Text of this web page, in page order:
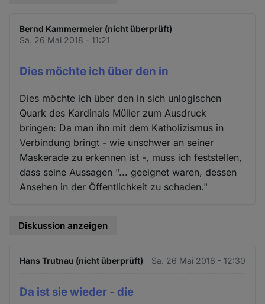
Bernd Kammermeier (nicht überprüft)
Sa. 26 Mai 2018 - 11:21
Dies möchte ich über den in
Dies möchte ich über den in sich unlogischen
Quark des Kardinals Müller zum Ausdruck
bringen: Da man ihn mit dem Katholizismus in
Verbindung bringt - wie unschwer an seiner
Maskerade zu erkennen ist -, muss ich feststellen,
dass seine Aussagen "... geeignet waren, dessen
Ansehen in der Öffentlichkeit zu schaden."
Diskussion anzeigen
Hans Trutnau (nicht überprüft) Sa. 26 Mai 2018 - 12:30
Da ist sie wieder - die